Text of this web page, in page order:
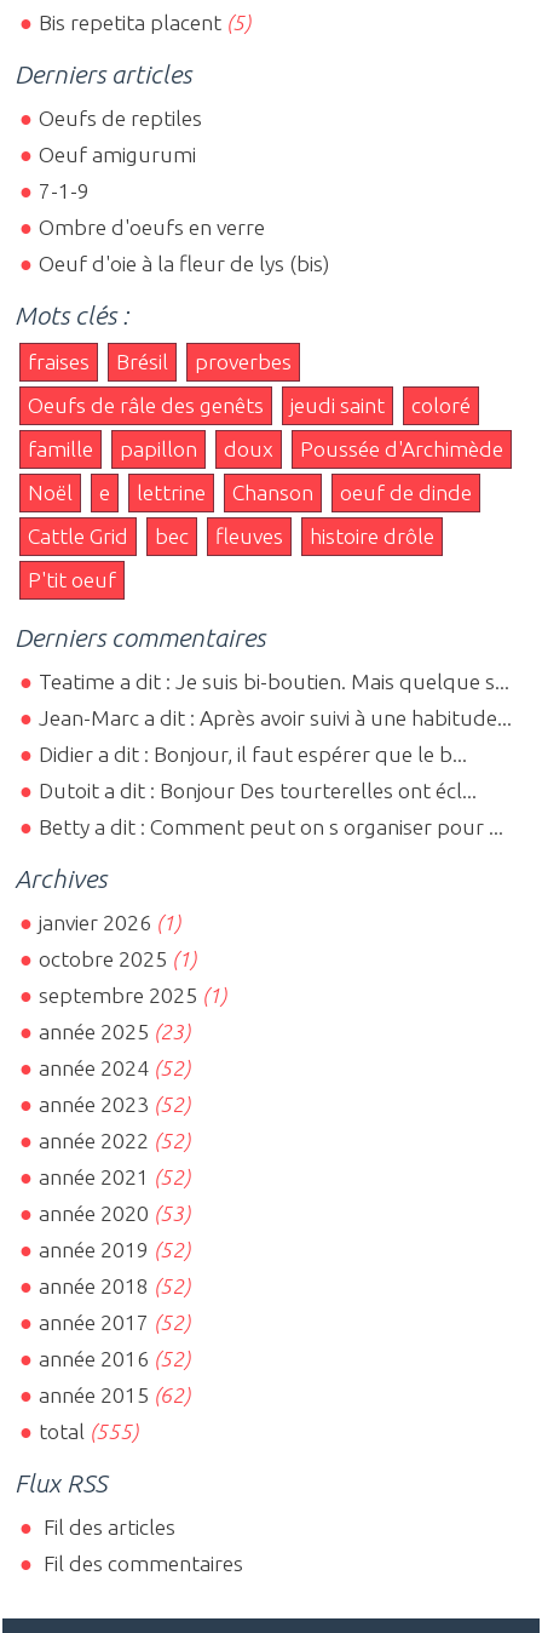
Bis repetita placent (5)
Derniers articles
Oeufs de reptiles
Oeuf amigurumi
7-1-9
Ombre d'oeufs en verre
Oeuf d'oie à la fleur de lys (bis)
Mots clés :
fraises Brésil
proverbes
Oeufs de râle des genêts
jeudi saint
coloré
famille
papillon doux
Poussée d'Archimède
Noël
e lettrine Chanson
oeuf de dinde
Cattle Grid
bec fleuves
histoire drôle
P'tit oeuf
Derniers commentaires
Teatime a dit : Je suis bi-boutien. Mais quelque s...
Jean-Marc a dit : Après avoir suivi à une habitude...
Didier a dit : Bonjour, il faut espérer que le b...
Dutoit a dit : Bonjour Des tourterelles ont écl...
Betty a dit : Comment peut on s organiser pour ...
Archives
janvier 2026 (1)
octobre 2025 (1)
septembre 2025 (1)
année 2025 (23)
année 2024 (52)
année 2023 (52)
année 2022 (52)
année 2021 (52)
année 2020 (53)
année 2019 (52)
année 2018 (52)
année 2017 (52)
année 2016 (52)
année 2015 (62)
total (555)
Flux RSS
Fil des articles
Fil des commentaires